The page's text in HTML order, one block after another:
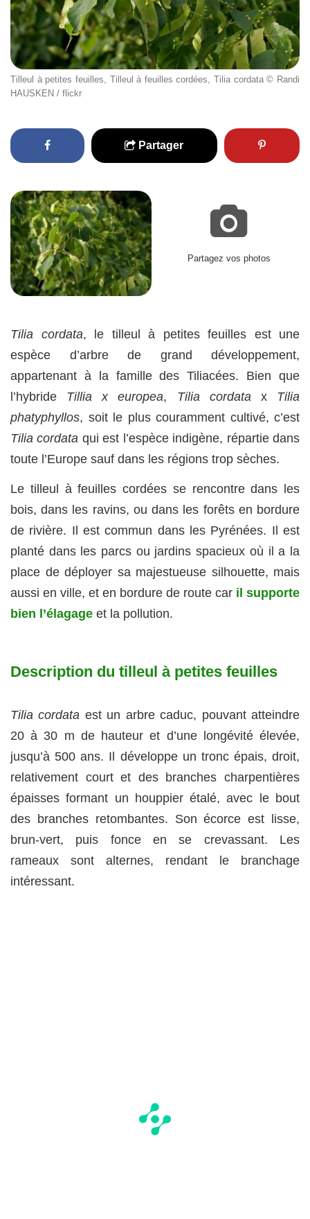
Tilleul à petites feuilles, Tilleul à feuilles cordées, Tilia cordata © Randi
HAUSKEN / flickr
Partager
Partagez vos photos
Tilia cordata, le tilleul à petites feuilles est une
espèce d’arbre de grand développement,
appartenant à la famille des Tiliacées. Bien que
l’hybride Tillia x europea, Tilia cordatax Tilia
phatyphyllos, soit le plus couramment cultivé, c’est
Tilia cordata qui est l’espèce indigène, répartie dans
toute l’Europe sauf dans les régions trop sèches.
Le tilleul à feuilles cordées se rencontre dans les
bois, dans les ravins, ou dans les forêts en bordure
de rivière. Il est commun dans les Pyrénées. Il est
planté dans les parcs ou jardins spacieux où il a la
place de déployer sa majestueuse silhouette, mais
aussi en ville, et en bordure de route car il supporte
bien l’élagage et la pollution.
Description du tilleul à petites feuilles
Tilia cordata est un arbre caduc, pouvant atteindre
20 à 30 m de hauteur et d’une longévité élevée,
jusqu’à 500 ans. Il développe un tronc épais, droit,
relativement court et des branches charpentières
épaisses formant un houppier étalé, avec le bout
des branches retombantes. Son écorce est lisse,
brun-vert, puis fonce en se crevassant. Les
rameaux sont alternes, rendant le branchage
intéressant.